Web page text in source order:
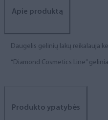
Apie produktą
Daugelis gelinių lakų reikalauja
“Diamond Cosmetics Line”
Produkto ypatybės